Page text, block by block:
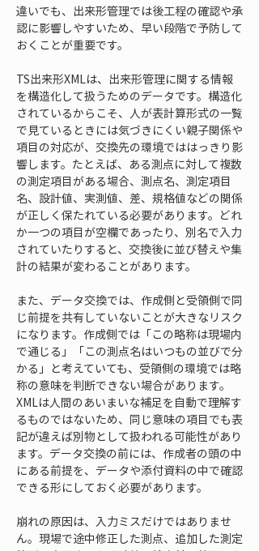
違いでも、出来形管理では後工程の確認や承
認に影響しやすいため、早い段階で予防して
おくことが重要です。
TS出来形XMLは、出来形管理に関する情報
を構造化して扱うためのデータです。構造化
されているからこそ、人が表計算形式の一覧
で見ているときには気づきにくい親子関係や
項目の対応が、交換先の環境でははっきり影
響します。たとえば、ある測点に対して複数
の測定項目がある場合、測点名、測定項目
名、設計値、実測値、差、規格値などの関係
が正しく保たれている必要があります。どれ
か一つの項目が空欄であったり、別名で入力
されていたりすると、交換後に並び替えや集
計の結果が変わることがあります。
また、データ交換では、作成側と受領側で同
じ前提を共有していないことが大きなリスク
になります。作成側では「この略称は現場内
で通じる」「この測点名はいつもの並びで分
かる」と考えていても、受領側の環境では略
称の意味を判断できない場合があります。
XMLは人間のあいまいな補足を自動で理解す
るものではないため、同じ意味の項目でも表
記が違えば別物として扱われる可能性があり
ます。データ交換の前には、作成者の頭の中
にある前提を、データや添付資料の中で確認
できる形にしておく必要があります。
崩れの原因は、入力ミスだけではありませ
ん。現場で途中修正した測点、追加した測定